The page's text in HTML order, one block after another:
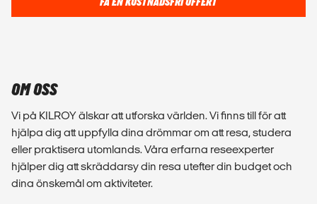
OM OSS
Vi på KILROY älskar att utforska världen. Vi finns till för att
hjälpa dig att uppfylla dina drömmar om att resa, studera
eller praktisera utomlands. Våra erfarna reseexperter
hjälper dig att skräddarsy din resa utefter din budget och
dina önskemål om aktiviteter.